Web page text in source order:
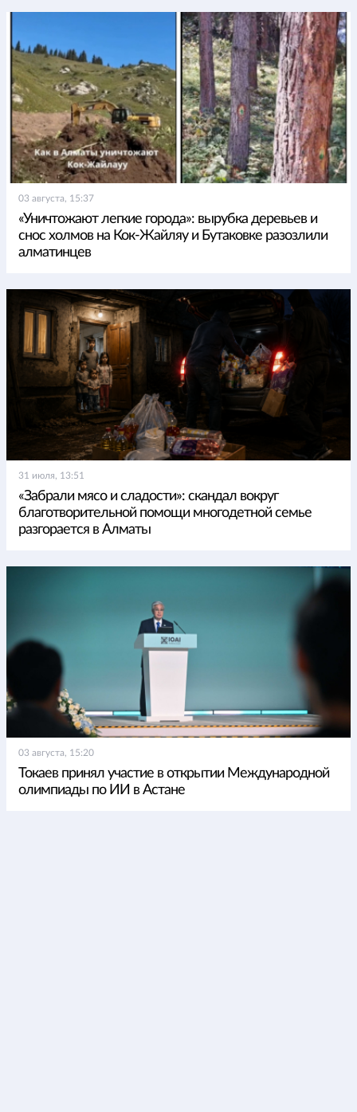
03 августа, 15:37
«Уничтожают легкие города»: вырубка деревьев и
снос холмов на Кок-Жайляу и Бутаковке разозлили
алматинцев
31 июля, 13:51
«Забрали мясо и сладости»: скандал вокруг
благотворительной помощи многодетной семье
разгорается в Алматы
03 августа, 15:20
Токаев принял участие в открытии Международной
олимпиады по ИИ в Астане